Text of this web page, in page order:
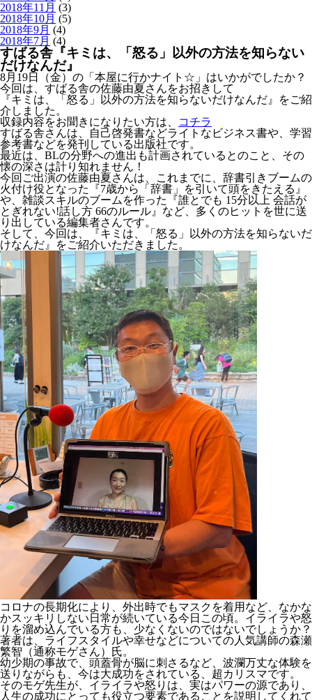
2018年11月 (3)
2018年10月 (5)
2018年9月 (4)
2018年7月 (4)
すばる舎『キミは、「怒る」以外の方法を知らない
だけなんだ』
8月19日（金）の「本屋に行かナイト☆」はいかがでしたか？
今回は、すばる舎の佐藤由夏さんをお招きして
『キミは、「怒る」以外の方法を知らないだけなんだ』をご紹
介しました。
収録内容をお聞きになりたい方は、
コチラ
すばる舎さんは、自己啓発書などライトなビジネス書や、学習
参考書などを発刊している出版社です。
最近は、BLの分野への進出も計画されているとのこと、その
懐の深さは計り知れません！
今回ご出演の佐藤由夏さんは、これまでに、辞書引きブームの
火付け役となった『7歳から「辞書」を引いて頭をきたえる』
や、雑談スキルのブームを作った『誰とでも 15分以上 会話が
とぎれない!話し方 66のルール』など、多くのヒットを世に送
り出している編集者さんです。
そして、今回は、『キミは、「怒る」以外の方法を知らないだ
けなんだ』をご紹介いただきました。
コロナの長期化により、外出時でもマスクを着用など、なかな
かスッキリしない日常が続いている今日この頃。イライラや怒
りを溜め込んでいる方も、少なくないのではないでしょうか？
著者は、ライフスタイルや幸せなどについての人気講師の森瀬
繁智（通称モゲさん）氏。
幼少期の事故で、頭蓋骨が脳に刺さるなど、波瀾万丈な体験を
送りながらも、今は大成功をされている、超カリスマです。
そのモゲ先生が、イライラや怒りは、実はパワーの源であり、
人生の成功にとっても役立つ要素であることを説明してくれて